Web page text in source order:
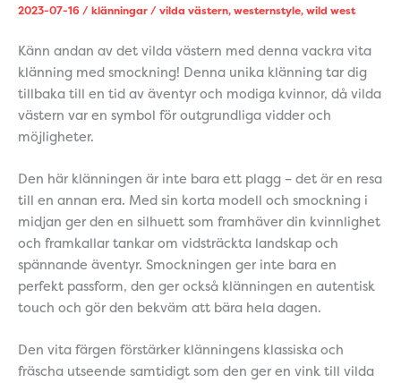
2023-07-16/ klänningar/ vilda västern,westernstyle,wild west
Känn andan av det vilda västern med denna vackra vita
klänning med smockning! Denna unika klänning tar dig
tillbaka till en tid av äventyr och modiga kvinnor, då vilda
västern var en symbol för outgrundliga vidder och
möjligheter.
Den här klänningen är inte bara ett plagg – det är en resa
till en annan era. Med sin korta modell och smockning i
midjan ger den en silhuett som framhäver din kvinnlighet
och framkallar tankar om vidsträckta landskap och
spännande äventyr. Smockningen ger inte bara en
perfekt passform, den ger också klänningen en autentisk
touch och gör den bekväm att bära hela dagen.
Den vita färgen förstärker klänningens klassiska och
fräscha utseende samtidigt som den ger en vink till vilda